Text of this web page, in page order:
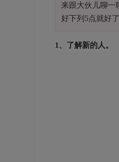
来跟大伙儿聊一
好下列5点就好
1、了解新的人。